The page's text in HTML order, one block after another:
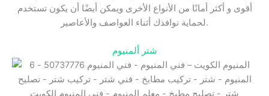
أقوى و أكثر أمانًا من الأنواع الأخرى ويمكن أيضًا أن يكون تستخدم
لحماية نوافذك أثناء العواصف والأعاصير.
شتر ألمنيوم